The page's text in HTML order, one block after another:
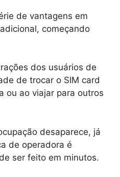
de vantagens em
começando
dos usuários de
de trocar o SIM card
ou ao viajar para outros
desaparece, já
de operadora é
ser feito em minutos.